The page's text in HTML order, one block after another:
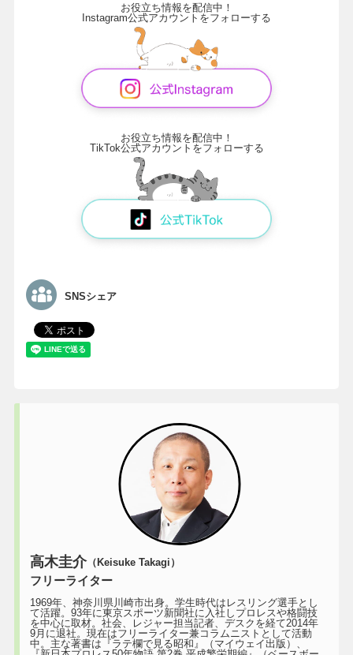
お役立ち情報を配信中！
Instagram公式アカウントをフォローする
お役立ち情報を配信中！
TikTok公式アカウントをフォローする
SNSシェア
高木圭介（Keisuke Takagi）
フリーライター
1969年、神奈川県川崎市出身。学生時代はレスリング選手とし
て活躍。93年に東京スポーツ新聞社に入社しプロレスや格闘技
を中心に取材。社会、レジャー担当記者、デスクを経て2014年
9月に退社。現在はフリーライター兼コラムニストとして活動
中。主な著書は『ラテ欄で見る昭和』（マイウェイ出版）、